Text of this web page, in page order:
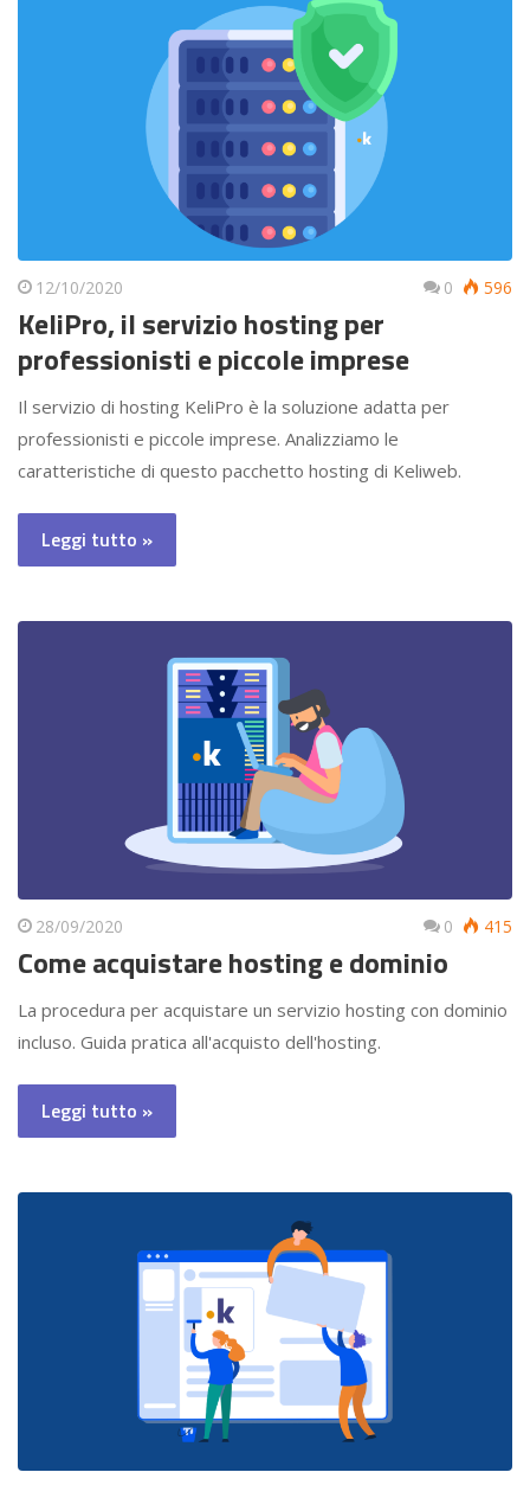
12/10/2020 0 596
KeliPro, il servizio hosting per
professionisti e piccole imprese
Il servizio di hosting KeliPro è la soluzione adatta per
professionisti e piccole imprese. Analizziamo le
caratteristiche di questo pacchetto hosting di Keliweb.
Leggi tutto »
28/09/2020 0 415
Come acquistare hosting e dominio
La procedura per acquistare un servizio hosting con dominio
incluso. Guida pratica all'acquisto dell'hosting.
Leggi tutto »